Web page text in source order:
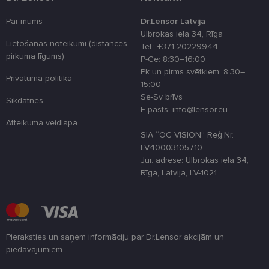
Par mums
Lietošanas noteikumi (distances
pirkuma līgums)
Privātuma politika
Sīkdatnes
Atteikuma veidlapa
Dr.Lensor Latvija
Ulbrokas iela 34, Rīga
Tel.: +371 20229944
P-Ce: 8:30–16:00
Pk un pirms svētkiem: 8:30–
15:00
Se-Sv brīvs
E-pasts: info@lensor.eu
SIA “OC VISION” Reģ.Nr.
LV40003105710
Jur. adrese: Ulbrokas iela 34,
Rīga, Latvija, LV-1021
Pieraksties un saņem informāciju par Dr.Lensor akcijām un
piedāvājumiem
izpildījusi savu funkciju, bet ne ilgāk kā divus gadus.
Šīs noteikti nepieciešamās sīkdatnes izvietojas
automātiski.
Nodrošinātājs
/ Joma
Derīguma
termiņš
Apraksts
.lensor.eu
attiecībā uz
sīkdatņu
tīmekļa
www.lensor.eu
1 gads